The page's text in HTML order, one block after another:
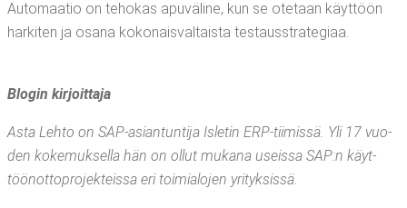
Auto­maa­tio on teho­kas apu­vä­li­ne, kun se ote­taan käyt­töön
har­ki­ten ja osa­na koko­nais­val­tais­ta testausstrategiaa.
Blo­gin kirjoittaja
Asta Leh­to on SAP-asian­tun­ti­ja Isle­tin ERP-tii­mis­sä. Yli 17 vuo­
den koke­muk­sel­la hän on ollut muka­na useis­sa SAP:n käyt­
töön­ot­to­pro­jek­teis­sa eri toi­mia­lo­jen yrityksissä.